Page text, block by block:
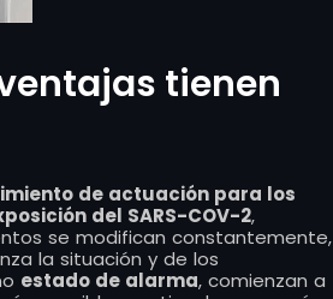
tienen
de actuación para los
del SARS-COV-2,
se modifican constantemente,
la situación y de los
estado de alarma, comienzan a